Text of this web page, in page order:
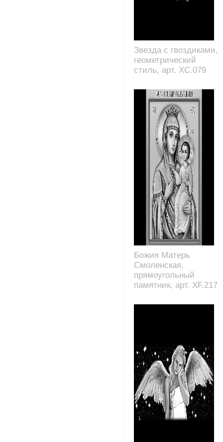
Звезда с гвоздиками,
геометрический
стиль, арт. XC.079
Божия Матерь
Смоленская,
прямоугольный
памятник, арт. XF.217